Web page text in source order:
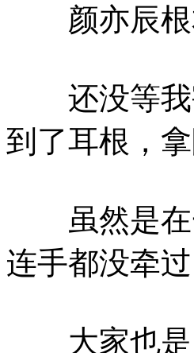
颜亦辰根
还没等我
到了耳根，
虽然是在
连手都没牵过
大家也是